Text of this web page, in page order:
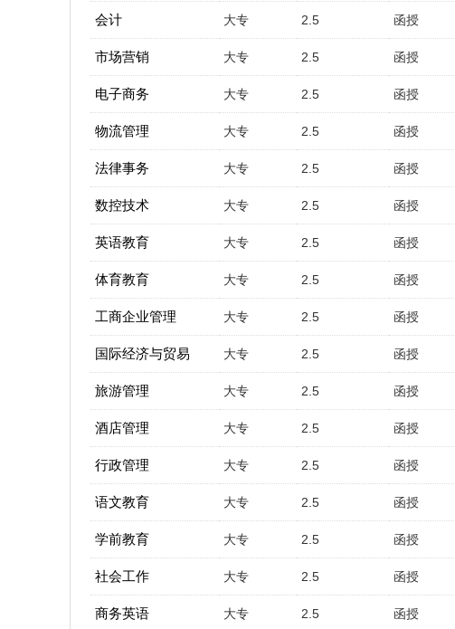
会计 大专 2.5 函授
市场营销 大专 2.5 函授
电子商务 大专 2.5 函授
物流管理 大专 2.5 函授
法律事务 大专 2.5 函授
数控技术 大专 2.5 函授
英语教育 大专 2.5 函授
体育教育 大专 2.5 函授
工商企业管理 大专 2.5 函授
国际经济与贸易 大专 2.5 函授
旅游管理 大专 2.5 函授
酒店管理 大专 2.5 函授
行政管理 大专 2.5 函授
语文教育 大专 2.5 函授
学前教育 大专 2.5 函授
社会工作 大专 2.5 函授
商务英语 大专 2.5 函授